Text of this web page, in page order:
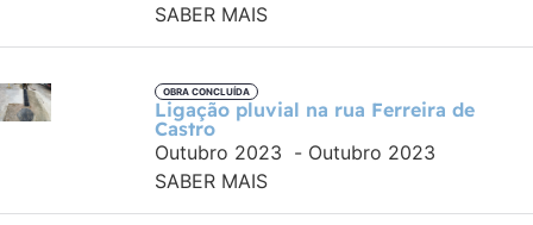
SABER MAIS
OBRA CONCLUÍDA
Ligação pluvial na rua Ferreira de
Castro
Outubro 2023 - Outubro 2023
SABER MAIS